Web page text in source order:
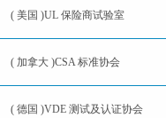
( 美国 )UL 保险商试验室
( 加拿大 )CSA 标准协会
( 德国 )VDE 测试及认证协会